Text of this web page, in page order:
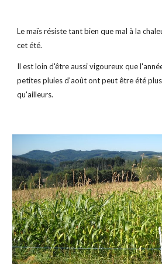
Le maïs résiste tant bien que mal à la
cet été.
Il est loin d'être aussi vigoureux que
petites pluies d'août ont peut être été
qu'ailleurs.